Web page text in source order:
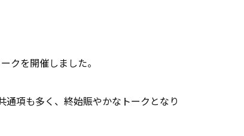
を開催しました。
項も多く、終始賑やかなトークとなり